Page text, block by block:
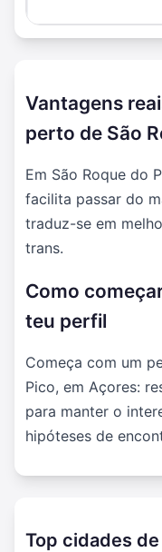
Vantagens
perto de São
Em São Roque do
facilita passar do
traduz-se em
trans.
Como
teu perfil
Começa com um
Pico, em Açores:
para manter o
hipóteses de
Top cidades